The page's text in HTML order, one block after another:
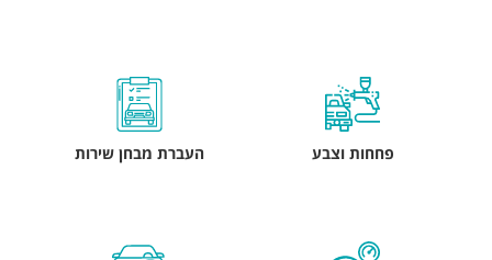
פחחות וצבע העברת מבחן שירות